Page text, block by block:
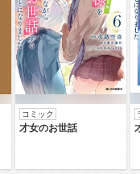
コミック
才女のお世話